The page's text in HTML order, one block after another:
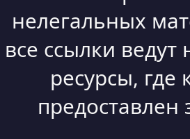
нелегальных
все ссылки
ресурсы, где
предоставлен